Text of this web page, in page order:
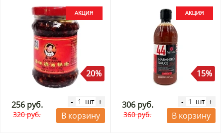
20%
256 руб.
320 руб.
- шт +
В корзину
15%
306 руб.
360 руб.
- шт +
В корзину